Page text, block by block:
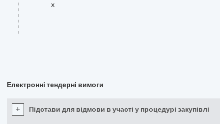
x
Електронні тендерні вимоги
+ Підстави для відмови в участі у процедурі закупівлі